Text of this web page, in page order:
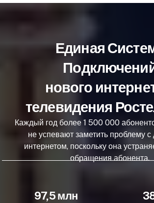
Единая
нового
телевидения
Каждый год более 1 500 000
не успевают заметить проблему
интернетом, поскольку она
обращения абонента.
97,5 млн